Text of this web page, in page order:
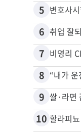
5
6 취업 잘
7 비영리
8
9
10